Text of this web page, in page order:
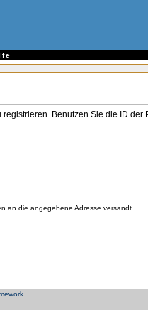
Benutzen Sie die ID der
an die angegebene Adresse versandt.